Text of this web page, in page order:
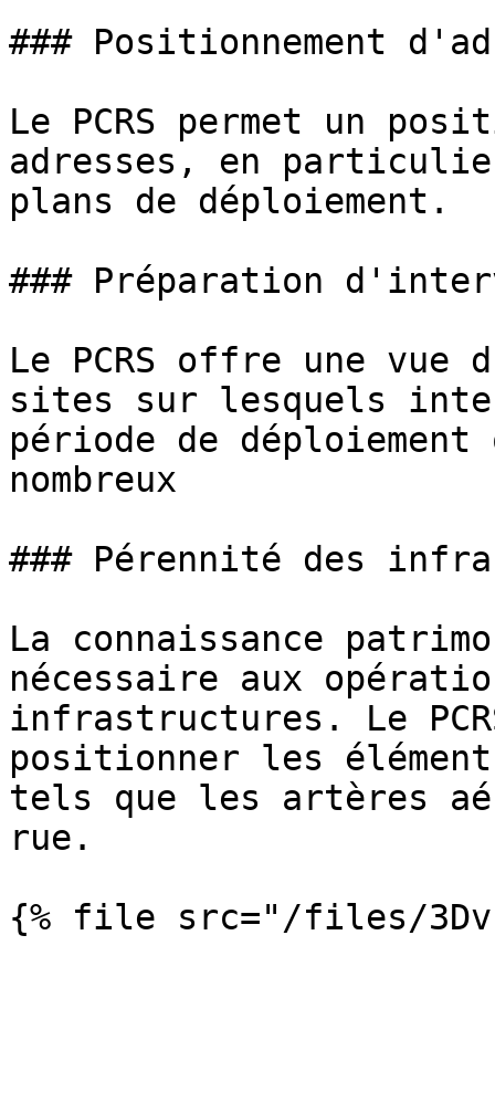
### Positionnement
Le PCRS permet un
adresses, en
plans de déploiement.
### Préparation
Le PCRS offre une
sites sur lesquels
période de
nombreux
### Pérennité des
La connaissance
nécessaire aux
infrastructures. Le
positionner les
tels que les artères
rue.